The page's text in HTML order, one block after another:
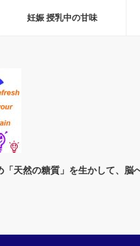
妊娠 授乳中の甘味
天然の糖質」を生かして、脳